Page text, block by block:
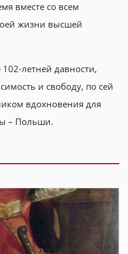
вместе со всем
жизни высшей
летней давности,
и свободу, по сей
вдохновения для
– Польши.